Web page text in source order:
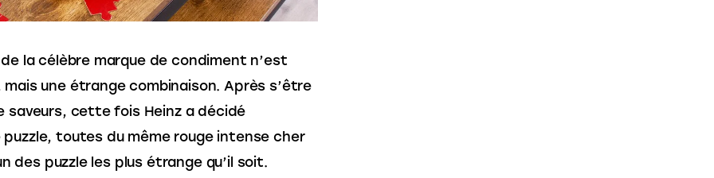
la célèbre marque de condiment n’est
une étrange combinaison. Après s’être
saveurs, cette fois Heinz a décidé
puzzle, toutes du même rouge intense cher
des puzzle les plus étrange qu’il soit.